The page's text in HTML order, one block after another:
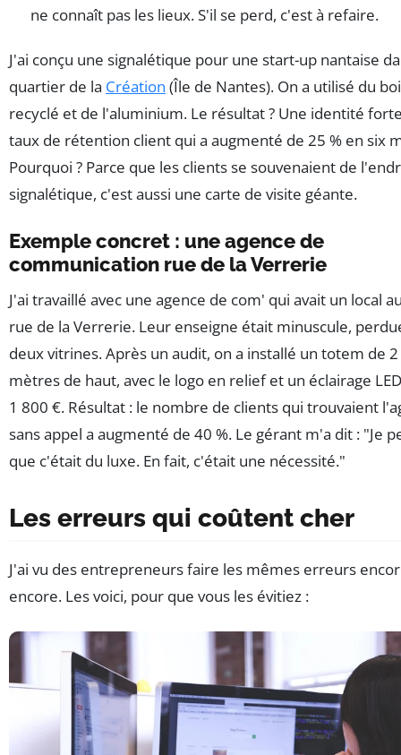
ne connaît pas les lieux. S'il se perd, c'est à refaire.
J'ai conçu une signalétique pour une start-up nantaise
quartier de la Création (Île de Nantes). On a utilisé du
recyclé et de l'aluminium. Le résultat ? Une identité
taux de rétention client qui a augmenté de 25 % en six
Pourquoi ? Parce que les clients se souvenaient de
signalétique, c'est aussi une carte de visite géante.
Exemple concret : une agence de
communication rue de la Verrerie
J'ai travaillé avec une agence de com' qui avait un local
rue de la Verrerie. Leur enseigne était minuscule,
deux vitrines. Après un audit, on a installé un totem de 2
mètres de haut, avec le logo en relief et un éclairage
1 800 €. Résultat : le nombre de clients qui trouvaient
sans appel a augmenté de 40 %. Le gérant m'a dit : "Je
que c'était du luxe. En fait, c'était une nécessité."
Les erreurs qui coûtent cher
J'ai vu des entrepreneurs faire les mêmes erreurs
encore. Les voici, pour que vous les évitiez :